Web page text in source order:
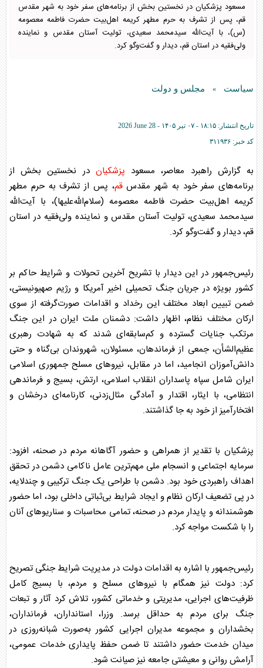
مسعود پزشکیان در نخستین بخش از برنامه‌های سفر خود به شهر مقدس
قم، پس از تشرف به حرم مطهر کریمه اهل‌بیت حضرت فاطمه معصومه
(س)، با آیت‌الله سیدمحمد سعیدی، تولیت آستان مقدس و نماینده
ولی‌فقیه در استان قم، دیدار و گفت‌و‌گو کرد.
سیاست » مجلس و دولت
تاریخ انتشار: ۱۸:۱۵ - ۰۷ تير ۱۴۰۵ -
2026 June 28
کد خبر: ۳۱۱۹۳۶
به گزارش راهبرد معاصر، مسعود پزشکیان در نخستین بخش از
برنامه‌های سفر خود به شهر مقدسقم، پس از تشرف به حرم مطهر
کریمه اهل‌بیت حضرت فاطمه معصومه (سلام‌الله‌علیها)، با آیت‌الله
سیدمحمد سعیدی، تولیت آستان مقدس و نماینده ولی‌فقیه در استان
قم، دیدار و گفت‌و‌گو کرد.
رئیس‌جمهور در این دیدار با تشریح آخرین تحولات و شرایط حاکم بر
کشور بویژه در جریان جنگ تحمیلی اخیر آمریکا و رژیم صهیونیستی،
ضمن تبیین ابعاد مختلف این رخداد و اقدامات صورت‌گرفته از سوی
ارکان مختلف نظام، اظهار داشت: دشمنان ملت ایران در این جنگ
مرتکب جنایات گسترده و کم‌سابقه‌ای شدند که به شهادت رهبری
عظیم‌الشأن، جمعی از فرماندهان، مسئولان، شهروندان بی‌گناه و حتی
دانش‌آموزان انجامید، اما در مقابل، نیرو‌های مسلح جمهوری اسلامی
ایران شامل سپاه پاسداران انقلاب اسلامی، ارتش، بسیج و فرماندهی
انتظامی، با ایثار، اقتدار و آمادگی مثال‌زدنی، کارنامه‌ای درخشان و
افتخارآمیز از خود به جا گذاشتند.
پزشکیان با تقدیر از همراهی و حضور آگاهانه مردم در صحنه، افزود:
سرمایه اجتماعی و انسجام ملی مهم‌ترین عامل ناکامی دشمن در تحقق
اهداف راهبردی خود بود. دشمن با طراحی یک جنگ ترکیبی و چندلایه،
در پی تضعیف ارکان نظام و ایجاد شرایط بی‌ثباتی داخلی بود، اما حضور
هوشمندانه و پایدار مردم در صحنه، تمامی محاسبات و سناریو‌های آنان
را با شکست مواجه کرد.
رئیس‌جمهور با اشاره به اقدامات دولت در مدیریت شرایط جنگی تصریح
کرد: دولت نیز همگام با نیرو‌های مسلح و مردم، با بسیج کامل
ظرفیت‌های اجرایی، مدیریتی و خدماتی کشور، تلاش کرد آثار و تبعات
جنگ برای مردم به حداقل برسد. وزرا، استانداران، فرمانداران،
بخشداران و مجموعه مدیران اجرایی کشور به‌صورت شبانه‌روزی در
میدان خدمت حضور داشتند تا ضمن حفظ پایداری خدمات عمومی،
آرامش روانی و معیشتی جامعه نیز صیانت شود.